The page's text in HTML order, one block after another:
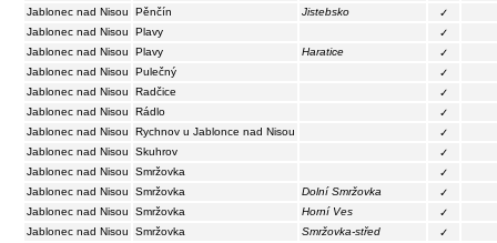
Jablonec nad Nisou
Pěnčín Jistebsko
✓
Jablonec nad Nisou
Plavy
✓
Jablonec nad Nisou
Plavy Haratice
✓
Jablonec nad Nisou
Pulečný
✓
Jablonec nad Nisou
Radčice
✓
Jablonec nad Nisou
Rádlo
✓
Jablonec nad Nisou
Rychnov u Jablonce nad Nisou
✓
Jablonec nad Nisou
Skuhrov
✓
Jablonec nad Nisou
Smržovka
✓
Jablonec nad Nisou
Smržovka Dolní Smržovka
✓
Jablonec nad Nisou
Smržovka Horní Ves
✓
Jablonec nad Nisou
Smržovka Smržovka-střed
✓